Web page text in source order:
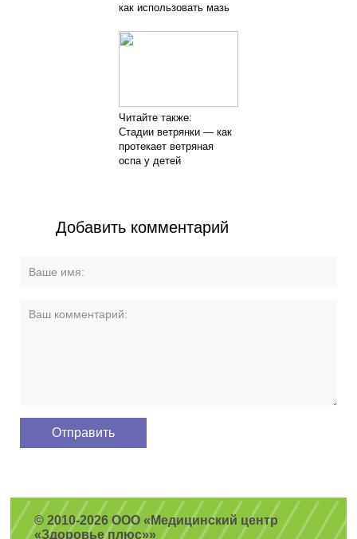
как использовать мазь
Читайте также:
Стадии ветрянки — как
протекает ветряная
оспа у детей
Добавить комментарий
© 2010-2026 ООО «Медицинский центр
«Здоровье плюс»»